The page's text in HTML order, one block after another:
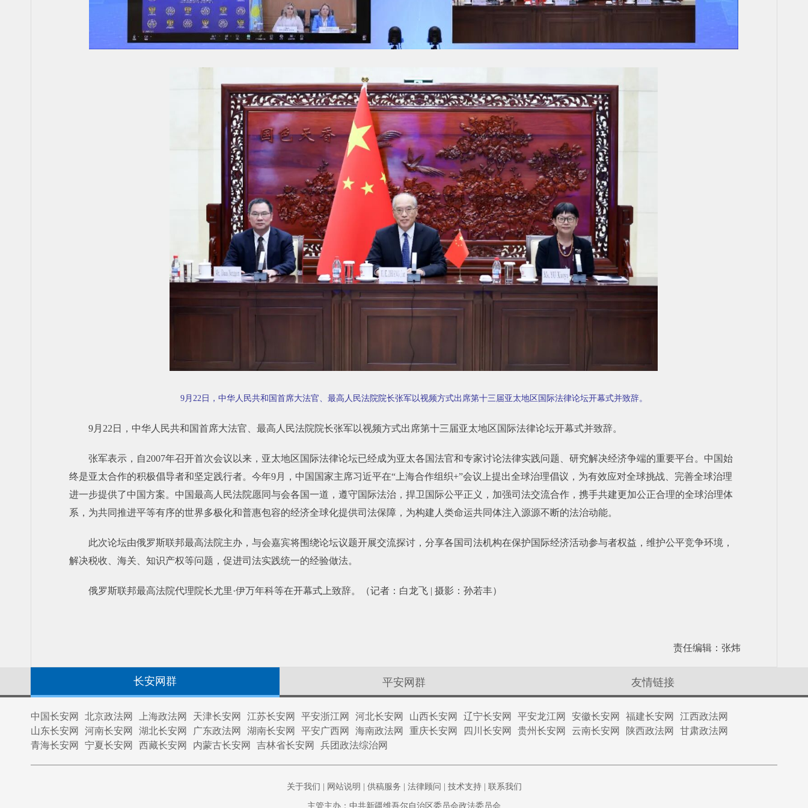
9月22日，中华人民共和国首席大法官、最高人民法院院长张军以视频方式出席第十三届亚太地区国际法律论坛开幕式并致辞。
9月22日，中华人民共和国首席大法官、最高人民法院院长张军以视频方式出席第十三届亚太地区国际法律论坛开幕式并致辞。
张军表示，自2007年召开首次会议以来，亚太地区国际法律论坛已经成为亚太各国法官和专家讨论法律实践问题、研究解决经济争端的重要平台。中国始
终是亚太合作的积极倡导者和坚定践行者。今年9月，中国国家主席习近平在“上海合作组织+”会议上提出全球治理倡议，为有效应对全球挑战、完善全球治理
进一步提供了中国方案。中国最高人民法院愿同与会各国一道，遵守国际法治，捍卫国际公平正义，加强司法交流合作，携手共建更加公正合理的全球治理体
系，为共同推进平等有序的世界多极化和普惠包容的经济全球化提供司法保障，为构建人类命运共同体注入源源不断的法治动能。
此次论坛由俄罗斯联邦最高法院主办，与会嘉宾将围绕论坛议题开展交流探讨，分享各国司法机构在保护国际经济活动参与者权益，维护公平竞争环境，
解决税收、海关、知识产权等问题，促进司法实践统一的经验做法。
俄罗斯联邦最高法院代理院长尤里·伊万年科等在开幕式上致辞。（记者：白龙飞 | 摄影：孙若丰）
责任编辑：张炜
长安网群
中国长安网 北京政法网 上海政法网 天津长安网 江苏长安网 平安浙江网 河北长安网 山西长安网 辽宁长安网 平安龙江网 安徽长安网 福建长安网
江西政法网
山东长安网
河南长安网 湖北长安网 广东政法网 湖南长安网 平安广西网 海南政法网 重庆长安网 四川长安网 贵州长安网 云南长安网 陕西政法网
甘肃政法网
青海长安网
宁夏长安网 西藏长安网 内蒙古长安网 吉林省长安网 兵团政法综治网
平安网群 友情链接
关于我们 | 网站说明 | 供稿服务 | 法律顾问 | 技术支持| 联系我们
主管主办：中共新疆维吾尔自治区委员会政法委员会